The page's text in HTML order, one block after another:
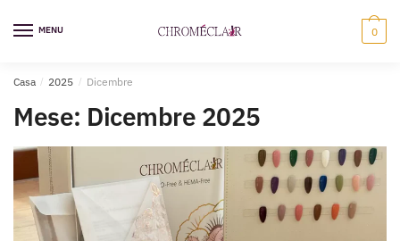
alla
MENU 0
Casa / 2025 / Dicembre
Mese: Dicembre 2025